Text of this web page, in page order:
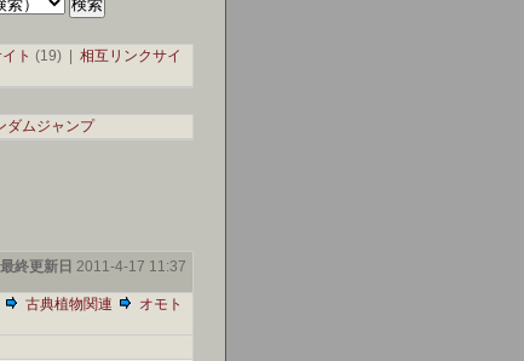
ト (19) | 相互リンクサイ
ダムジャンプ
最終更新日 2011-4-17 11:37
古典植物関連
オモト